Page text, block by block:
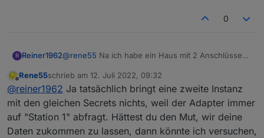
0
R Reiner1962@rene55 Na ich habe ein Haus mit 2 Anschlüssen
:-). Die 2te Instanz habe ich versucht, aber die
Daten von Solarman sind dabei ja gleich und dann
wird immer nur das erste BK
gefunden/eingetragen :-(
Offline
Rene55schrieb am 12. Juli 2022, 09:32
zuletzt editiert von
@reiner1962 Ja tatsächlich bringt eine zweite Instanz
mit den gleichen Secrets nichts, weil der Adapter immer
auf "Station 1" abfragt. Hättest du den Mut, wir deine
Daten zukommen zu lassen, dann könnte ich versuchen,